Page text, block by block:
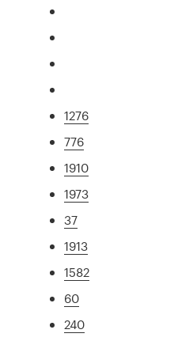
1276
776
1910
1973
37
1913
1582
60
240